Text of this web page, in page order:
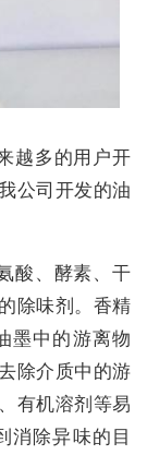
越多的用户开
公司开发的油
酸、酵素、干
除味剂。香精
墨中的游离物
除介质中的游
有机溶剂等易
消除异味的目